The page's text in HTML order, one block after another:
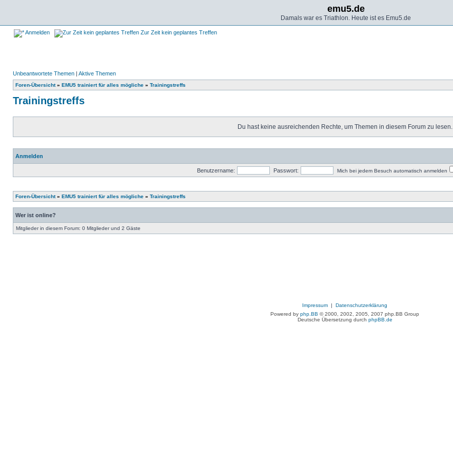
emu5.de
Damals war es Triathlon. Heute ist es Emu5.de
Anmelden Zur Zeit kein geplantes Treffen
Unbeantwortete Themen | Aktive Themen
Foren-Übersicht» EMU5 trainiert für alles mögliche » Trainingstreffs
Trainingstreffs
Du hast keine ausreichenden Rechte, um Themen in diesem Forum zu lesen.
Anmelden
Benutzername: Passwort: Mich bei jedem Besuch automatisch anmelden
Foren-Übersicht» EMU5 trainiert für alles mögliche » Trainingstreffs
Wer ist online?
Mitglieder in diesem Forum: 0 Mitglieder und 2 Gäste
Impressum | Datenschutzerklärung
Powered by php.BB © 2000, 2002, 2005, 2007 php.BB Group
Deutsche Übersetzung durch phpBB.de